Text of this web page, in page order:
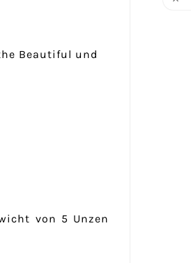
Beautiful und
von 5 Unzen